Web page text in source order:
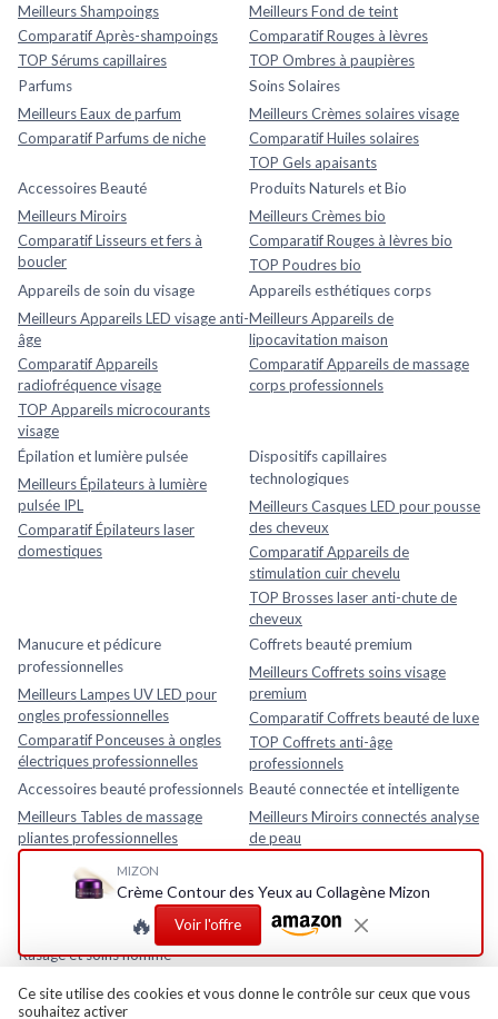
MIZON
Crème Contour des Yeux au Collagène Mizon
🔥 Voir l'offre
Meilleurs Shampoings
Comparatif Après-shampoings
TOP Sérums capillaires
Meilleurs Fond de teint
Comparatif Rouges à lèvres
TOP Ombres à paupières
Parfums
Meilleurs Eaux de parfum
Comparatif Parfums de niche
Soins Solaires
Meilleurs Crèmes solaires visage
Comparatif Huiles solaires
TOP Gels apaisants
Accessoires Beauté
Meilleurs Miroirs
Comparatif Lisseurs et fers à
boucler
Produits Naturels et Bio
Meilleurs Crèmes bio
Comparatif Rouges à lèvres bio
TOP Poudres bio
Appareils de soin du visage
Meilleurs Appareils LED visage anti-
âge
Comparatif Appareils
radiofréquence visage
TOP Appareils microcourants
visage
Appareils esthétiques corps
Meilleurs Appareils de
lipocavitation maison
Comparatif Appareils de massage
corps professionnels
Épilation et lumière pulsée
Meilleurs Épilateurs à lumière
pulsée IPL
Comparatif Épilateurs laser
domestiques
Dispositifs capillaires
technologiques
Meilleurs Casques LED pour pousse
des cheveux
Comparatif Appareils de
stimulation cuir chevelu
TOP Brosses laser anti-chute de
cheveux
Manucure et pédicure
professionnelles
Meilleurs Lampes UV LED pour
ongles professionnelles
Comparatif Ponceuses à ongles
électriques professionnelles
Coffrets beauté premium
Meilleurs Coffrets soins visage
premium
Comparatif Coffrets beauté de luxe
TOP Coffrets anti-âge
professionnels
Accessoires beauté professionnels
Meilleurs Tables de massage
pliantes professionnelles
avec lampe LED
TOP Fauteuils esthétiques
Beauté connectée et intelligente
Meilleurs Miroirs connectés analyse
de peau
électroniques
TOP Appareils beauté intelligents
avec application mobile
Rasage et soins homme
Ce site utilise des cookies et vous donne le contrôle sur ceux que vous
souhaitez activer